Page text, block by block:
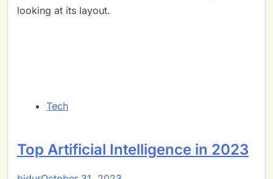
looking at its layout.
Tech
Top Artificial Intelligence in 2023